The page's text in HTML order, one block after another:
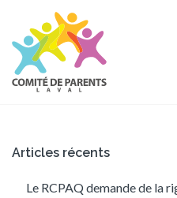
Articles récents
Le RCPAQ demande de la